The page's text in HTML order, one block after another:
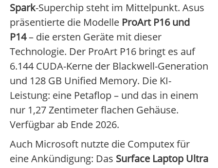
Spark-Superchip steht im Mittelpunkt. Asus
präsentierte die Modelle ProArt P16 und
P14– die ersten Geräte mit dieser
Technologie. Der ProArt P16 bringt es auf
6.144 CUDA-Kerne der Blackwell-Generation
und 128 GB Unified Memory. Die KI-
Leistung: eine Petaflop – und das in einem
nur 1,27 Zentimeter flachen Gehäuse.
Verfügbar ab Ende 2026.
Auch Microsoft nutzte die Computex für
eine Ankündigung: Das Surface Laptop Ultra